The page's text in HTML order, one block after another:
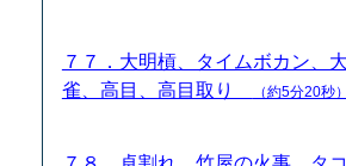
７７．大明槓、タイムボカン、
雀、高目、高目取り
（約5分20秒）